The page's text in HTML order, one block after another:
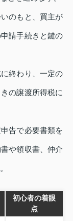
のもと、買主が
請手続きと鍵の
終わり、一定の
の譲渡所得税に
告で必要書類を
や領収書、仲介
初心者の着眼
点